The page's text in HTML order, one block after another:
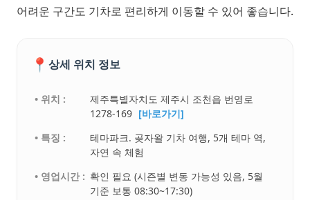
어려운 구간도 기차로 편리하게 이동할 수 있어 좋습니다.
📍 상세 위치 정보
• 위치 :
제주특별자치도 제주시 조천읍 번영로
1278-169 [바로가기]
• 특징 :
테마파크. 곶자왈 기차 여행, 5개 테마 역,
자연 속 체험
• 영업시간 : 확인 필요 (시즌별 변동 가능성 있음, 5월
기준 보통 08:30~17:30)